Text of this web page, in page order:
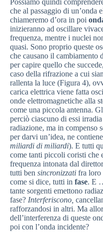
Possiamo quindi
che al passaggio di un’onda
chiameremo d’ora in poi
inizieranno ad oscillare
frequenza, mentre i nuclei
quasi. Sono proprio queste
che causano il cambiamento
per capire quello che
caso della rifrazione a cui
rallenta la luce (Figura 4),
carica elettrica viene fatta
onde elettromagnetiche alla
come una piccola antenna.
perciò ciascuno di essi
radiazione, ma in compenso
per darvi un’idea, ne
miliardi di miliardi). E tutti
come tanti piccoli coristi che
frequenza intonata dal
tutti ben sincronizzati fra loro
come si dice, tutti in fase. E
tante sorgenti emettono
fase? Interferiscono,
rafforzandosi in altri. Ma
dell’interferenza di queste
poi con l’onda incidente?